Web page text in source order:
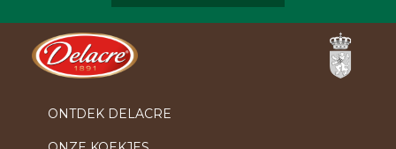
ONTDEK DELACRE